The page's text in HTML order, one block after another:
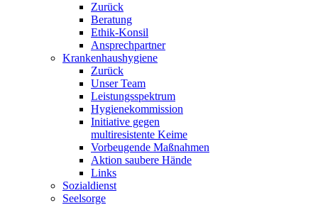
Zurück
Beratung
Ethik-Konsil
Ansprechpartner
Krankenhaushygiene
Zurück
Unser Team
Leistungsspektrum
Hygienekommission
Initiative gegen
multiresistente Keime
Vorbeugende Maßnahmen
Aktion saubere Hände
Links
Sozialdienst
Seelsorge